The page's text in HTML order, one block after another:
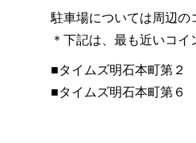
駐車場については周辺の
＊下記は、最も近いコ
■​タイムズ明石本町第２
​■タイムズ明石本町第６